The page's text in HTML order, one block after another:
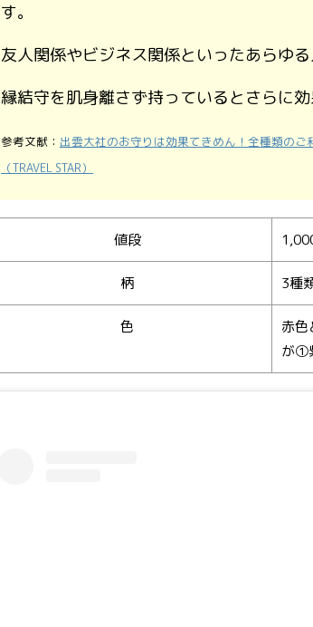
す。
友人関係やビジネス関係といったあらゆ
縁結守を肌身離さず持っているとさらに効
参考文献： 出雲大社のお守りは効果てきめん！全種類のご
（TRAVEL STAR）
値段
柄 3種
色
赤色
が①